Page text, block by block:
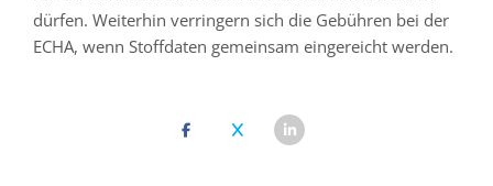
dürfen. Weiterhin verringern sich die Gebühren bei der
ECHA, wenn Stoffdaten gemeinsam eingereicht werden.